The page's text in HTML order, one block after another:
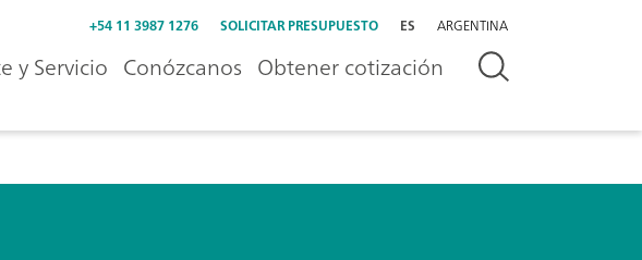
+54 11 3987 1276 SOLICITAR PRESUPUESTO ES ARGENTINA
y Servicio Conózcanos Obtener cotización